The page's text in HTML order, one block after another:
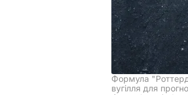
Формула
вугілля для